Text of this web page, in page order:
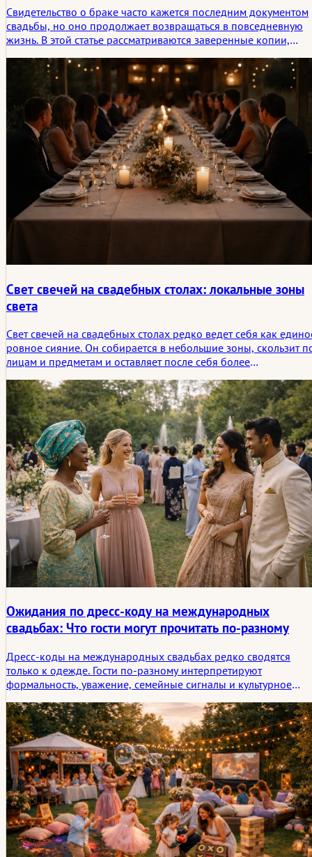
Свидетельство о браке часто кажется последним документом
свадьбы, но оно продолжает возвращаться в повседневную
жизнь. В этой статье рассматриваются заверенные копии,
банковские услуги, страхование и тот тихий след, который
один документ оставляет после торжества.
Свет свечей на свадебных столах: локальные зоны
света
Свет свечей на свадебных столах редко ведет себя как
ровное сияние. Он собирается в небольшие зоны, скользит
лицам и предметам и оставляет после себя более
могло бы создать равномерное освещение.
Ожидания по дресс-коду на международных
свадьбах: Что гости могут прочитать по-разному
Дресс-коды на международных свадьбах редко сводятся
только к одежде. Гости по-разному интерпретируют
формальность, уважение, семейные сигналы и культурное
одежда в разных контекстах и почему то, что кажется
очевидным одному гостю, может показаться непонятным
другому.